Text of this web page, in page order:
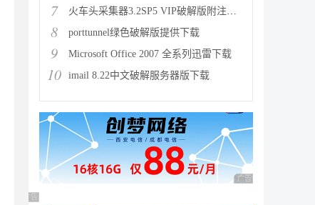
7 火车头采集器3.2SP5 VIP破解版附注册机下载
8 porttunnel绿色破解版提供下载
9 Microsoft Office 2007 全系列迅雷下载
10 imail 8.22中文破解服务器版下载
广告 商业广告，理性
广告 商业广告，理性选择